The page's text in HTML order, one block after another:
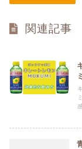
関連記事